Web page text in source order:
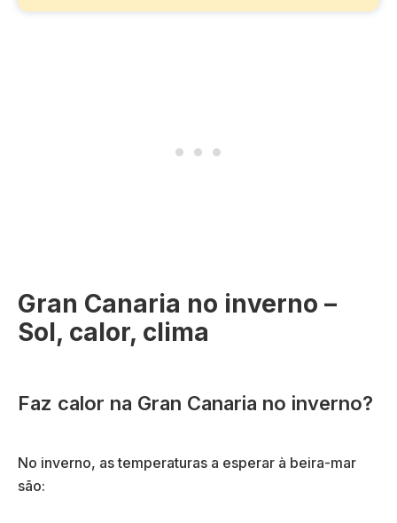
Gran Canaria no inverno –
Sol, calor, clima
Faz calor na Gran Canaria no inverno?
No inverno, as temperaturas a esperar à beira-mar
são: